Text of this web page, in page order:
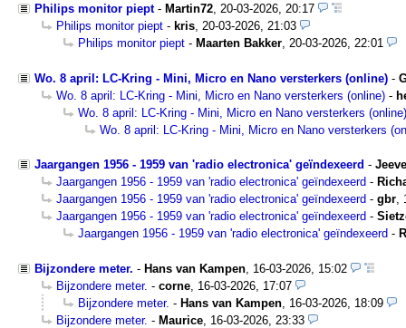
Philips monitor piept- Martin72 20-03-2026, 20:17
Philips monitor piept - kris 20-03-2026, 21:03
Philips monitor piept - Maarten Bakker 20-03-2026, 22:01
Wo. 8 april: LC-Kring - Mini, Micro en Nano versterkers (online) -
Wo. 8 april: LC-Kring - Mini, Micro en Nano versterkers (online) -
Wo. 8 april: LC-Kring - Mini, Micro en Nano versterkers (online)
Wo. 8 april: LC-Kring - Mini, Micro en Nano versterkers
Jaargangen 1956 - 1959 van 'radio electronica' geïndexeerd -
Jaargangen 1956 - 1959 van 'radio electronica' geïndexeerd -
Jaargangen 1956 - 1959 van 'radio electronica' geïndexeerd - gbr,
Jaargangen 1956 - 1959 van 'radio electronica' geïndexeerd -
Jaargangen 1956 - 1959 van 'radio electronica' geïndexeerd -
Bijzondere meter. - Hans van Kampen 16-03-2026, 15:02
Bijzondere meter. - corne 16-03-2026, 17:07
Bijzondere meter. - Hans van Kampen 16-03-2026, 18:09
Bijzondere meter. - Maurice 16-03-2026, 23:33